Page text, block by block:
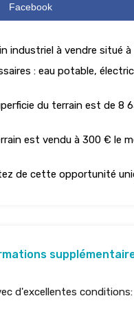
Facebook
industriel à vendre situé
: eau potable,
du terrain est de 8
est vendu à 300 € le
de cette opportunité
d'excellentes conditions: